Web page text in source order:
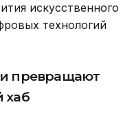
искусственного
технологий
превращают
хаб